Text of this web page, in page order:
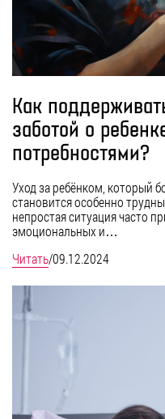
Как
заботой о
потребностями?
Уход за ребёнком, который
становится особенно
непростая ситуация часто
эмоциональных и…
Читать/09.12.2024